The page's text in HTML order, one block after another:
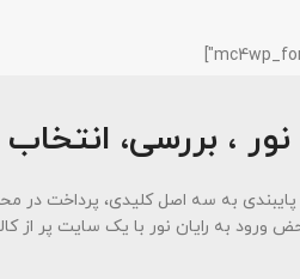
نور ، بررسی،
ورود به رایان نور با یک سایت پر از